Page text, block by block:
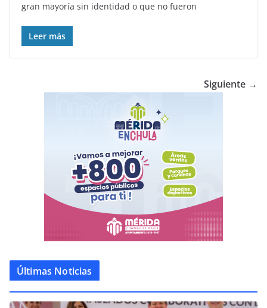
gran mayoría sin identidad o que no fueron
Leer más
Siguiente →
Últimas Noticias